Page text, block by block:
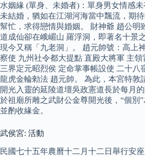
水姻緣 (單身、未婚者)：單身男女情感
未結婚，猶如在江湖河海當中飄流，期
幫忙，求得戀情與婚姻。 財神爺 趙公明
道成仙卻在峨嵋山 羅浮洞，即著名十景
現今又稱「九老洞」。 趙元帥號：高上
察使 九州社令都大提點 直殿大將軍 主
三界定元昭烈侯 定命掌事帳設使 二十八
龍虎金輪勑法 趙元帥。 為此，本宮特敦
開光入靈的延陵道壇吳政憲道長於每月
於祖廟所雕之武財公金尊開光後，“個別
並酌收緣金。
武侯宮: 活動
民國七十五年農曆十二月十二日舉行安